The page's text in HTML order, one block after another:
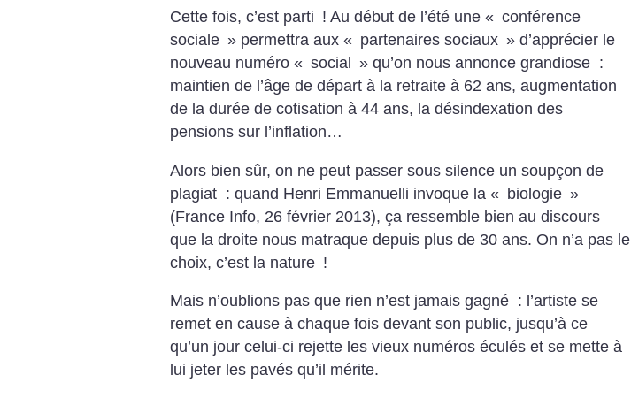
Cette fois, c’est parti ! Au début de l’été une « conférence
sociale » permettra aux « partenaires sociaux » d’apprécier le
nouveau numéro « social
» qu’on nous annonce grandiose :
maintien de l’âge de départ à la retraite à 62 ans, augmentation
de la durée de cotisation à 44 ans, la désindexation des
pensions sur l’inflation…
Alors bien sûr, on ne peut passer sous silence un soupçon de
plagiat : quand Henri Emmanuelli invoque la « biologie »
(France Info, 26 février 2013), ça ressemble bien au discours
que la droite nous matraque depuis plus de 30 ans. On n’a pas le
choix, c’est la nature !
Mais n’oublions pas que rien n’est jamais gagné : l’artiste se
remet en cause à chaque fois devant son public, jusqu’à ce
qu’un jour celui-ci rejette les vieux numéros éculés et se mette à
lui jeter les pavés qu’il mérite.